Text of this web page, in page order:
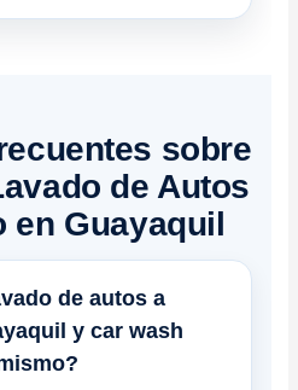
sobre
de Autos
Guayaquil
de autos a
y car wash